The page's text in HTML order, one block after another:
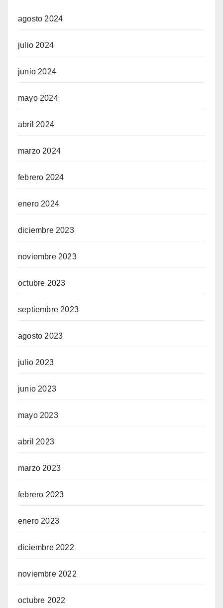
agosto 2024
julio 2024
junio 2024
mayo 2024
abril 2024
marzo 2024
febrero 2024
enero 2024
diciembre 2023
noviembre 2023
octubre 2023
septiembre 2023
agosto 2023
julio 2023
junio 2023
mayo 2023
abril 2023
marzo 2023
febrero 2023
enero 2023
diciembre 2022
noviembre 2022
octubre 2022